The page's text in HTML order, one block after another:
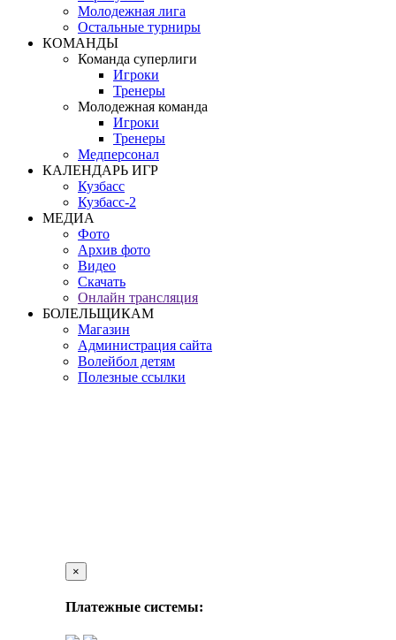
Молодежная лига
Остальные турниры
КОМАНДЫ
Команда суперлиги
Игроки
Тренеры
Молодежная команда
Игроки
Тренеры
Медперсонал
КАЛЕНДАРЬ ИГР
Кузбасс
Кузбасс-2
МЕДИА
Фото
Архив фото
Видео
Скачать
Онлайн трансляция
БОЛЕЛЬЩИКАМ
Магазин
Администрация сайта
Волейбол детям
Полезные ссылки
×
Платежные системы: